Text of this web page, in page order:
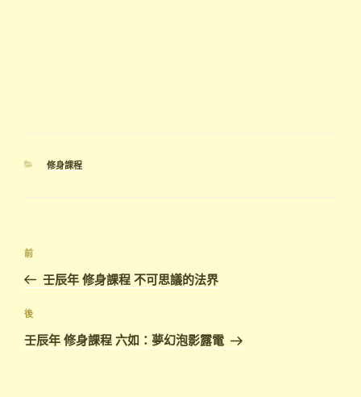
分
修身課程
文
導
覽
上
一
篇
文
章
前
壬辰年 修身課程 不可思議的法界
下
篇
文
後
壬辰年 修身課程 六如：夢幻泡影露電